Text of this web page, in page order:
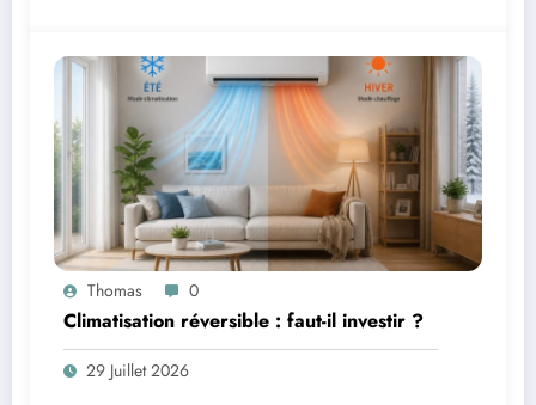
Thomas 0
Climatisation réversible : faut-il investir ?
29 Juillet 2026